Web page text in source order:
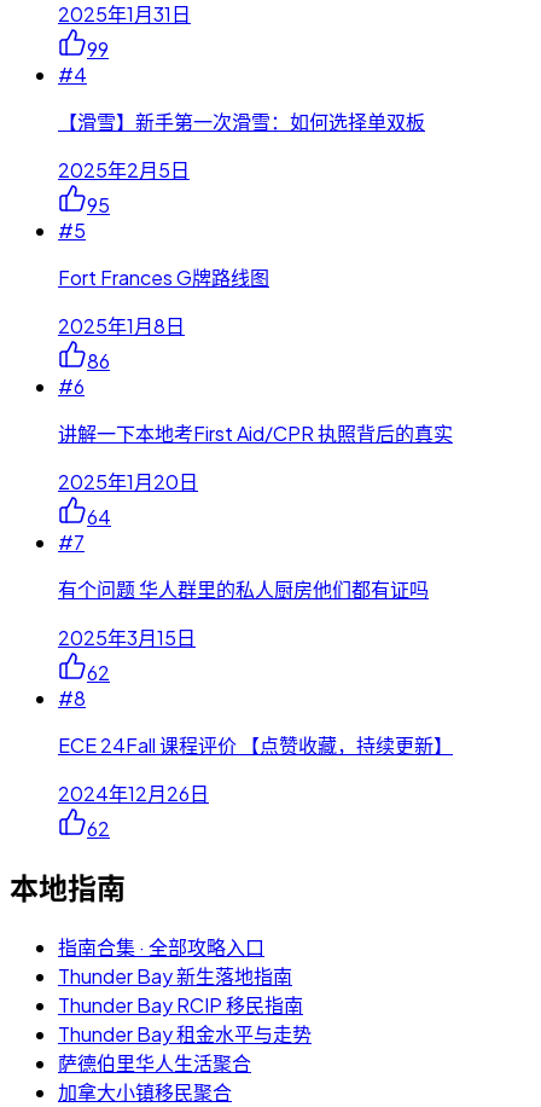
2025年1月31日
99
#4
【滑雪】新手第一次滑雪：如何选择单双板
2025年2月5日
95
#5
Fort Frances G牌路线图
2025年1月8日
86
#6
讲解一下本地考First Aid/CPR 执照背后的真实
2025年1月20日
64
#7
有个问题 华人群里的私人厨房他们都有证吗
2025年3月15日
62
#8
ECE 24Fall 课程评价 【点赞收藏，持续更新】
2024年12月26日
62
本地指南
指南合集 · 全部攻略入口
Thunder Bay 新生落地指南
Thunder Bay RCIP 移民指南
Thunder Bay 租金水平与走势
萨德伯里华人生活聚合
加拿大小镇移民聚合